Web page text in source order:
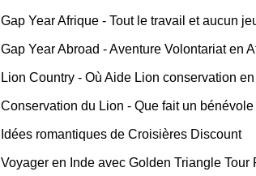
Gap Year Afrique - Tout le travail et aucun
Gap Year Abroad - Aventure Volontariat en
Lion Country - Où Aide Lion conservation
Conservation du Lion - Que fait un
Idées romantiques de Croisières Discount
Voyager en Inde avec Golden Triangle Tour